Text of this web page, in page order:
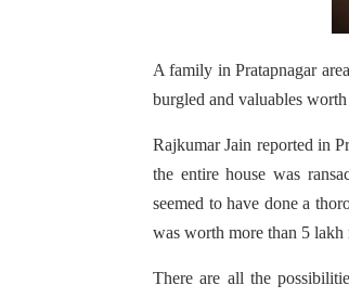
A family in Pratapnagar
burgled and valuables
Rajkumar Jain reported in
the entire house was
seemed to have done a
was worth more than 5 lakh
There are all the